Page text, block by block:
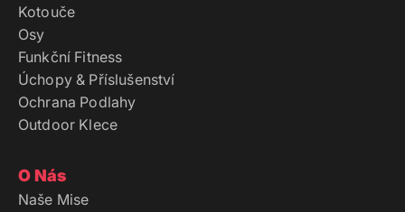
Kotouče
Osy
Funkční Fitness
Úchopy & Příslušenství
Ochrana Podlahy
Outdoor Klece
O Nás
Naše Mise